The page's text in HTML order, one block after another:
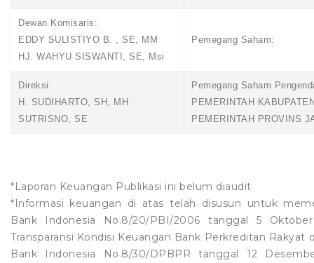
Dewan Komisaris:
EDDY SULISTIYO B. , SE, MM
HJ. WAHYU SISWANTI, SE, Msi
Pemegang Saham:
Direksi:
H. SUDIHARTO, SH, MH
SUTRISNO, SE
Pemegang Saham
PEMERINTAH
PEMERINTAH PROVINS
*Laporan Keuangan Publikasi ini belum diaudit
*Informasi keuangan di atas telah disusun untuk
Bank Indonesia No.8/20/PBI/2006 tanggal 5
Transparansi Kondisi Keuangan Bank Perkreditan Rakyat
Bank Indonesia No.8/30/DPBPR tanggal 12